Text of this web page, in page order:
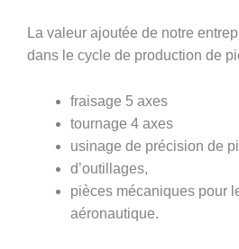
La valeur ajoutée de notre
dans le cycle de production de
fraisage 5 axes
tournage 4 axes
usinage de précision de
d’outillages,
pièces mécaniques pour
aéronautique.